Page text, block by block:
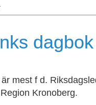
dagbok
mest f d.
Kronoberg.